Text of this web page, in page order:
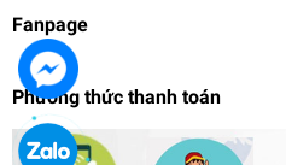
Fanpage
Phương thức thanh toán
Đế giá đỡ Action
Sinanju
109.000₫